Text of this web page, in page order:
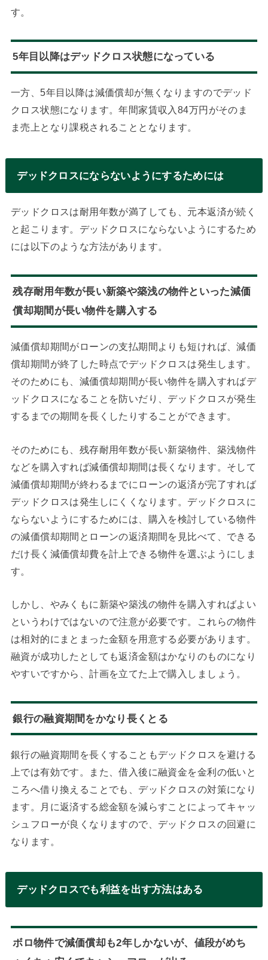
す。
5年目以降はデッドクロス状態になっている
一方、5年目以降は減価償却が無くなりますのでデッド
クロス状態になります。年間家賃収入84万円がそのま
ま売上となり課税されることとなります。
デッドクロスにならないようにするためには
デッドクロスは耐用年数が満了しても、元本返済が続く
と起こります。デッドクロスにならないようにするため
には以下のような方法があります。
残存耐用年数が長い新築や築浅の物件といった減価
償却期間が長い物件を購入する
減価償却期間がローンの支払期間よりも短ければ、減価
償却期間が終了した時点でデッドクロスは発生します。
そのためにも、減価償却期間が長い物件を購入すればデ
ッドクロスになることを防いだり、デッドクロスが発生
するまでの期間を長くしたりすることができます。
そのためにも、残存耐用年数が長い新築物件、築浅物件
などを購入すれば減価償却期間は長くなります。そして
減価償却期間が終わるまでにローンの返済が完了すれば
デッドクロスは発生しにくくなります。デッドクロスに
ならないようにするためには、購入を検討している物件
の減価償却期間とローンの返済期間を見比べて、できる
だけ長く減価償却費を計上できる物件を選ぶようにしま
す。
しかし、やみくもに新築や築浅の物件を購入すればよい
というわけではないので注意が必要です。これらの物件
は相対的にまとまった金額を用意する必要があります。
融資が成功したとしても返済金額はかなりのものになり
やすいですから、計画を立てた上で購入しましょう。
銀行の融資期間をかなり長くとる
銀行の融資期間を長くすることもデッドクロスを避ける
上では有効です。また、借入後に融資金を金利の低いと
ころへ借り換えることでも、デッドクロスの対策になり
ます。月に返済する総金額を減らすことによってキャッ
シュフローが良くなりますので、デッドクロスの回避に
なります。
デッドクロスでも利益を出す方法はある
ボロ物件で減価償却も2年しかないが、値段がめち